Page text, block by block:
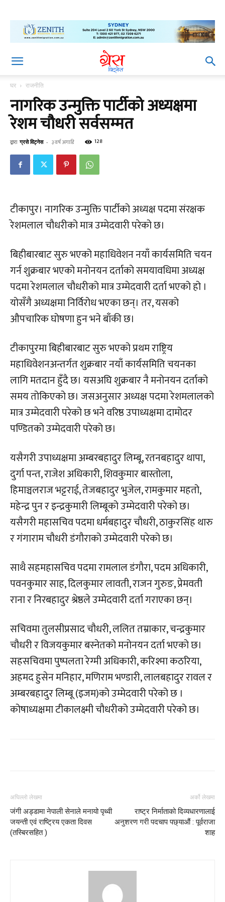
घर राजनीति
नागरिक उन्मुक्ति पार्टीको अध्यक्षमा
रेशम चौधरी सर्वसम्मत
द्वारा ग्रसे विट्नेस - ३ वर्ष अगाडि 128
टीकापुर। नागरिक उन्मुक्ति पार्टीको अध्यक्ष पदमा संरक्षक
रेशमलाल चौधरीको मात्र उम्मेदवारी परेको छ।
बिहीबारबाट सुरु भएको महाधिवेशन नयाँ कार्यसमिति चयन
गर्न शुक्रबार भएको मनोनयन दर्ताको समयावधिमा अध्यक्ष
पदमा रेशमलाल चौधरीको मात्र उम्मेदवारी दर्ता भएको हो ।
योसँगै अध्यक्षमा निर्विरोध भएका छन्। तर, यसको
औपचारिक घोषणा हुन भने बाँकी छ।
टीकापुरमा बिहीबारबाट सुरु भएको प्रथम राष्ट्रिय
महाधिवेशनअन्तर्गत शुक्रबार नयाँ कार्यसमिति चयनका
लागि मतदान हुँदै छ। यसअघि शुक्रबार नै मनोनयन दर्ताको
समय तोकिएको छ। जसअनुसार अध्यक्ष पदमा रेशमलालको
मात्र उम्मेदवारी परेको छ भने वरिष्ठ उपाध्यक्षमा दामोदर
पण्डितको उम्मेदवारी परेको छ।
यसैगरी उपाध्यक्षमा अम्बरबहादुर लिम्बू, रतनबहादुर थापा,
दुर्गा पन्त, राजेश अधिकारी, शिवकुमार बास्तोला,
हिमाञ्चलराज भट्टराई, तेजबहादुर भुजेल, रामकुमार महतो,
महेन्द्र पुन र इन्द्रकुमारी लिम्बूको उम्मेदवारी परेको छ।
यसैगरी महासचिव पदमा धर्मबहादुर चौधरी, ठाकुरसिंह थारु
र गंगाराम चौधरी डंगौराको उम्मेदवारी परेको छ।
साथै सहमहासचिव पदमा रामलाल डंगौरा, पदम अधिकारी,
पवनकुमार साह, दिलकुमार लावती, राजन गुरुङ, प्रेमवती
राना र निरबहादुर श्रेष्ठले उम्मेदवारी दर्ता गराएका छन्।
सचिवमा तुलसीप्रसाद चौधरी, ललित तम्राकार, चन्द्रकुमार
चौधरी र विजयकुमार बस्नेतको मनोनयन दर्ता भएको छ।
सहसचिवमा पुष्पलता रेग्मी अधिकारी, करिश्मा कठरिया,
अहमद हुसेन मनिहार, मणिराम भण्डारी, लालबहादुर रावल र
अम्बरबहादुर लिम्बू (इजम)को उम्मेदवारी परेको छ ।
कोषाध्यक्षमा टीकालक्ष्मी चौधरीको उम्मेदवारी परेको छ।
अघिल्लो लेखमा
जंगी अड्डामा नेपाली सेनाले मनायो पृथ्वी
जयन्ती एवं राष्ट्रिय एकता दिवस
(तस्बिरसहित )
अर्को लेखमा
राष्ट्र निर्माताको दिव्यधारणालाई
अनुशरण गरी पदचाप पछ्याऔं : पूर्वराजा
शाह